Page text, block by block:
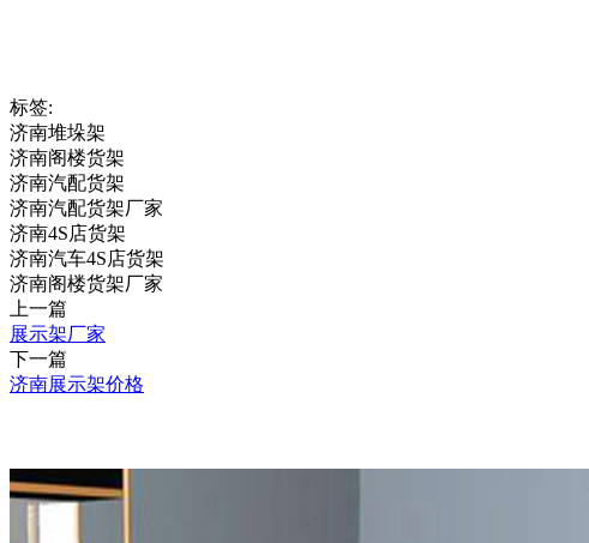
标签:
济南堆垛架
济南阁楼货架
济南汽配货架
济南汽配货架厂家
济南4S店货架
济南汽车4S店货架
济南阁楼货架厂家
上一篇
展示架厂家
下一篇
济南展示架价格